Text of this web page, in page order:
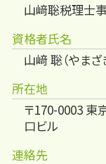
山﨑聡税理士
資格者氏名
山﨑 聡（やまざ
所在地
〒170-0003
口ビル
連絡先